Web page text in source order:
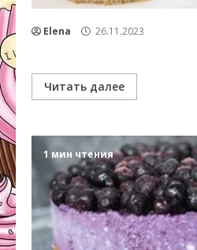
Elena 26.11.2023
Читать далее
1 мин чтения